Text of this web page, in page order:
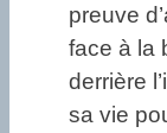
preuve
face à la
derrière
sa vie